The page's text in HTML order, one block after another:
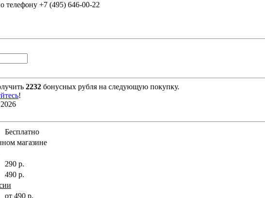
телефону +7 (495) 646-00-22
2232 бонусных рубля на следующую покупку.
!
Бесплатно
магазине
290 р.
490 р.
от 490 р.